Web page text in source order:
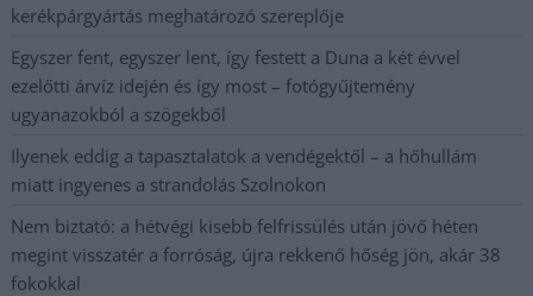
kerékpárgyártás meghatározó szereplője
Egyszer fent, egyszer lent, így festett a Duna a két évvel
ezelőtti árvíz idején és így most – fotógyűjtemény
ugyanazokból a szögekből
Ilyenek eddig a tapasztalatok a vendégektől – a hőhullám
miatt ingyenes a strandolás Szolnokon
Nem biztató: a hétvégi kisebb felfrissülés után jövő héten
megint visszatér a forróság, újra rekkenő hőség jön, akár 38
fokokkal